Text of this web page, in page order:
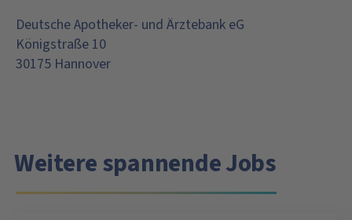
Deutsche Apotheker- und Ärztebank eG
Königstraße 10
30175 Hannover
Weitere spannende Jobs